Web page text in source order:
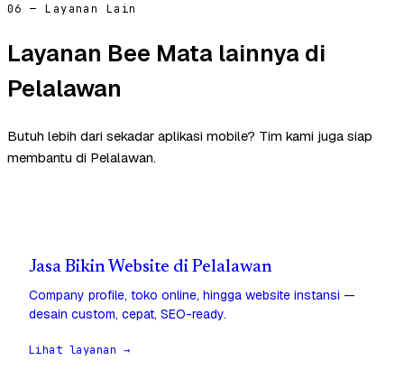
06 — Layanan Lain
Layanan Bee Mata lainnya di
Pelalawan
Butuh lebih dari sekadar aplikasi mobile? Tim kami juga siap
membantu di Pelalawan.
Jasa Bikin Website di Pelalawan
Company profile, toko online, hingga website instansi —
desain custom, cepat, SEO-ready.
Lihat layanan →